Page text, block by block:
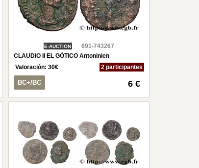
E-AUCTION
691-743267
CLAUDIO II EL GÓTICO Antoninien
Valoración:30€ 2 participantes
BC+/BC 6 €